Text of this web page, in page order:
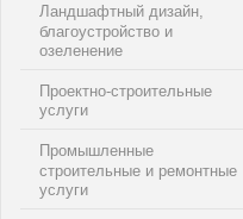
Ландшафтный дизайн,
благоустройство и
озеленение
Проектно-строительные
услуги
Промышленные
строительные и ремонтные
услуги